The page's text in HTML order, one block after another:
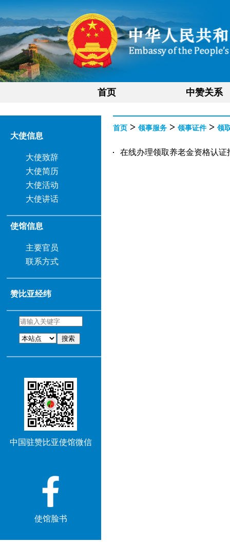
首页 中赞关系
大使信息
大使致辞
大使简历
大使活动
大使讲话
使馆信息
主要官员
联系方式
赞比亚经纬
搜索
中国驻赞比亚使馆微信
使馆脸书
首页 > 领事服务 > 领事证件> 领
在线办理领取养老金资格认证